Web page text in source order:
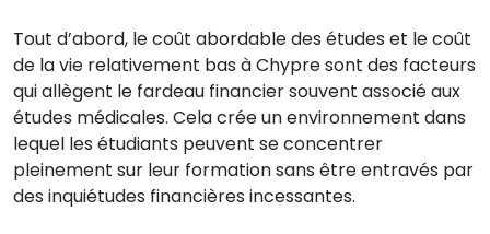
Tout d’abord, le coût abordable des études et le coût
de la vie relativement bas à Chypre sont des facteurs
qui allègent le fardeau financier souvent associé aux
études médicales. Cela crée un environnement dans
lequel les étudiants peuvent se concentrer
pleinement sur leur formation sans être entravés par
des inquiétudes financières incessantes.